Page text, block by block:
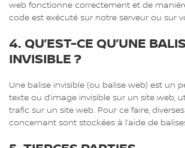
web fonctionne correctement et de
code est exécuté sur notre serveur ou sur
4. QU’EST-CE QU’UNE
INVISIBLE ?
Une balise invisible (ou balise web) est un
texte ou d’image invisible sur un site web,
trafic sur un site web. Pour ce faire,
concernant sont stockées à l’aide de